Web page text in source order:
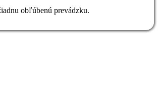
obľúbenú prevádzku.